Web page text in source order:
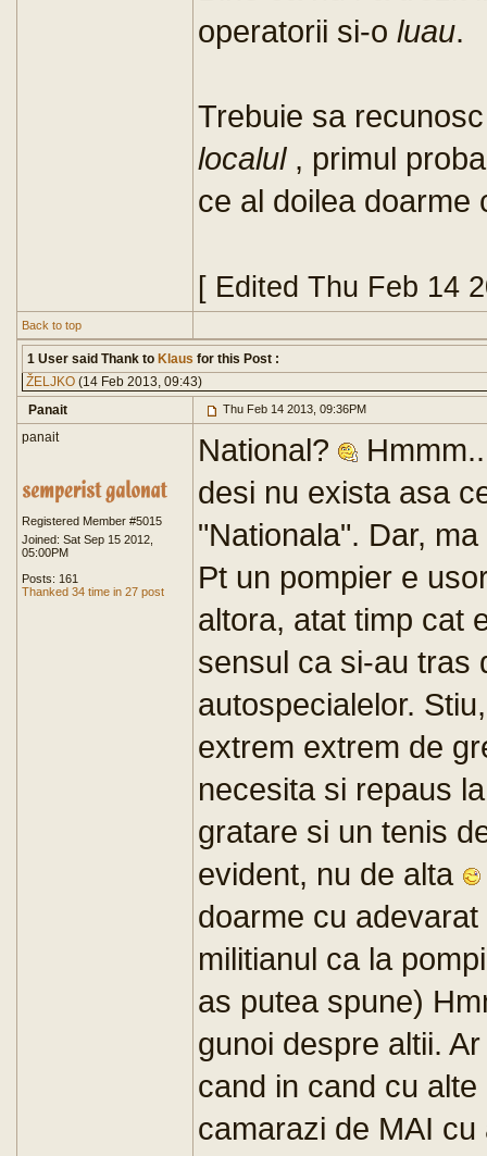
operatorii si-o luau.
Trebuie sa
localul , primul
ce al doilea doarme
[ Edited Thu Feb 14
Back to top
1 User said Thank to Klaus for this Post :
ŽELJKO (14 Feb 2013, 09:43)
Panait
Thu Feb 14 2013, 09:36PM
panait
Registered Member #5015
Joined: Sat Sep 15 2012,
05:00PM
Posts: 161
Thanked 34 time in 27 post
National?
desi nu exista asa
"Nationala". Dar,
Pt un pompier e
altora, atat timp cat
sensul ca si-au tras
autospecialelor.
extrem extrem de
necesita si repaus
gratare si un tenis
evident, nu de alta
doarme cu
militianul ca la
as putea spune)
gunoi despre altii.
cand in cand cu
camarazi de MAI